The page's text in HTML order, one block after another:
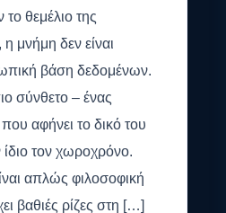
θεμέλιο της
μνήμη δεν είναι
βάση δεδομένων.
σύνθετο – ένας
αφήνει το δικό του
τον χωροχρόνο.
απλώς φιλοσοφική
βαθιές ρίζες στη […]